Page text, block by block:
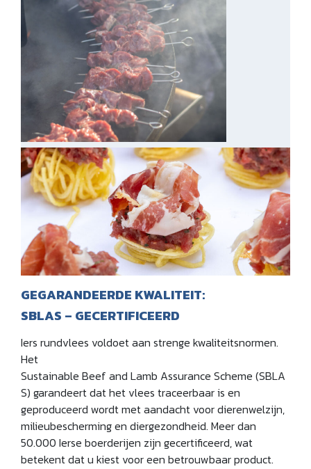
GEGARANDEERDE KWALITEIT:
SBLAS – GECERTIFICEERD
Iers rundvlees voldoet aan strenge kwaliteitsnormen.
Het
Sustainable Beef and Lamb Assurance Scheme (SBLA
S) garandeert dat het vlees traceerbaar is en
geproduceerd wordt met aandacht voor dierenwelzijn,
milieubescherming en diergezondheid. Meer dan
50.000 Ierse boerderijen zijn gecertificeerd, wat
betekent dat u kiest voor een betrouwbaar product.